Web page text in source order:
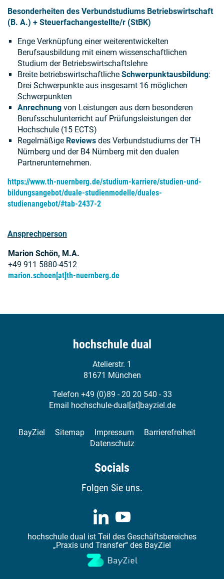
Besonderheiten des Verbundstudiums Betriebswirtschaft
(B. A.) + Steuerfachangestellte/r (StBK)
Enge Verknüpfung einer weiterentwickelten
Berufsausbildung mit einem wissenschaftlichen
Studium der Betriebswirtschaftslehre
Breite betriebswirtschaftliche Schwerpunktausbildung:
Drei Schwerpunkte aus insgesamt 16 möglichen
Schwerpunkten
Anrechnung von Leistungen aus dem besonderen
Berufsschulunterricht auf Prüfungsleistungen der
Hochschule (15 ECTS)
Regelmäßige Reviews des Verbundstudiums der TH
Nürnberg und der B4 Nürnberg mit den dualen
Partnerunternehmen.
https://www.th-nuernberg.de/studium-karriere/studien-und-
bildungsangebot/duale-studienmodelle/duales-
studienangebot/#tab-2437-2
Ansprechperson
Marion Schön, M.A.
+49 911 5880-4512
marion.schoen[at]th-nuernberg.de
hochschule dual
Atelierstr. 1
81671 München
Telefon +49 (0)89 - 20 20 540 - 33
Email hochschule-dual[at]bayziel.de
BayZiel Sitemap Impressum
Barrierefreiheit
Datenschutz
Socials
Folgen Sie uns.
hochschule dual ist Teil des Geschäftsbereiches
„Praxis und Transfer“ des BayZiel